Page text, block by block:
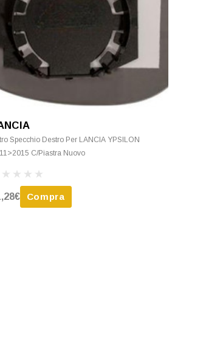
Specchio Destro Per LANCIA YPSILON
C/Piastra Nuovo
Compra